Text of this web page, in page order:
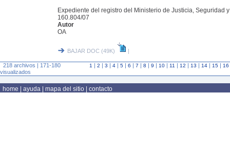
Expediente del registro del Ministerio de Justicia, Seguridad
160.804/07
Autor
OA
BAJAR DOC (49K) |
218 archivos | 171-180
visualizados
1 | 2 | 3 | 4 | 5 | 6 | 7 | 8 | 9 | 10 | 11 | 12 | 13 | 14 | 15 | 16
home ayuda mapa del sitio contacto